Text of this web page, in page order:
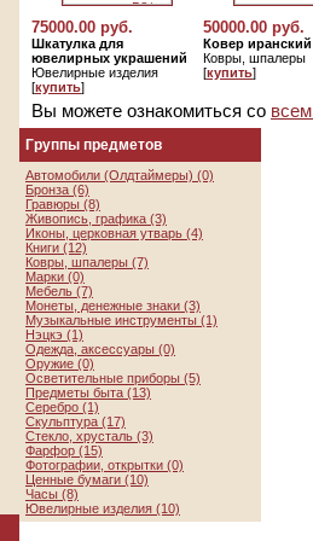
75000.00 руб.
Шкатулка для
ювелирных украшений
Ювелирные изделия
[купить]
50000.00 руб.
Ковер иранский
Ковры, шпалеры
[купить]
Вы можете ознакомиться со
Группы предметов
Автомобили (Олдтаймеры) (0)
Бронза (6)
Гравюры (8)
Живопись, графика (3)
Иконы, церковная утварь (4)
Книги (12)
Ковры, шпалеры (7)
Марки (0)
Мебель (7)
Монеты, денежные знаки (3)
Музыкальные инструменты (1)
Нэцкэ (1)
Одежда, аксессуары (0)
Оружие (0)
Осветительные приборы (5)
Предметы быта (13)
Серебро (1)
Скульптура (17)
Стекло, хрусталь (3)
Фарфор (15)
Фотографии, открытки (0)
Ценные бумаги (10)
Часы (8)
Ювелирные изделия (10)